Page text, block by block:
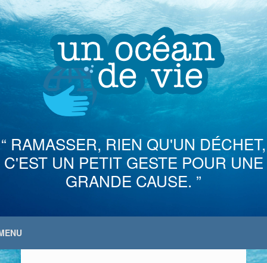
Skip
to
content
“ RAMASSER, RIEN QU'UN DÉCHET,
C'EST UN PETIT GESTE POUR UNE
GRANDE CAUSE. ”